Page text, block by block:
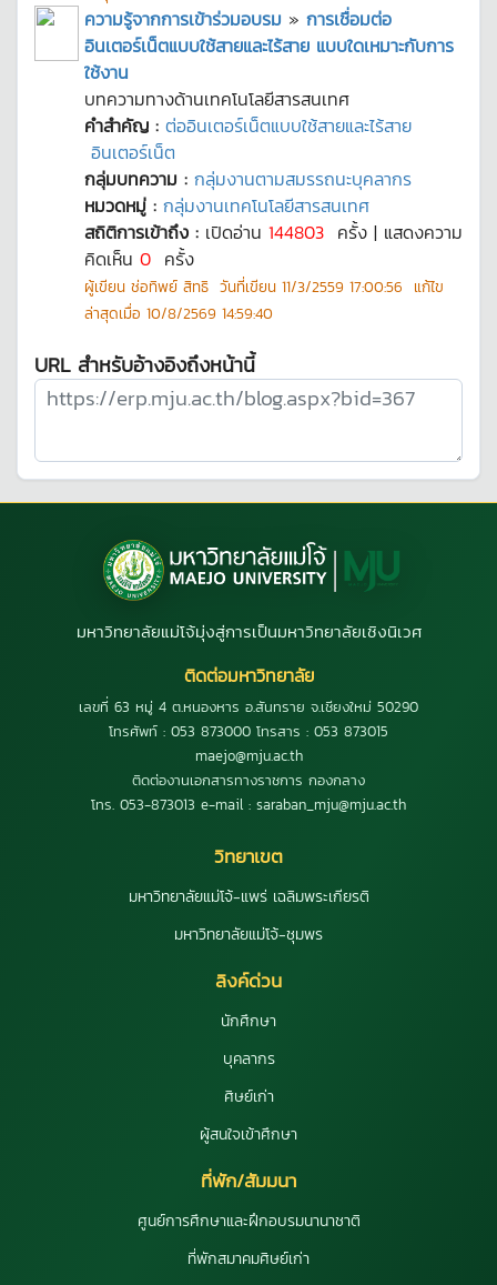
ความรู้จากการเข้าร่วมอบรม » การเชื่อมต่อ
อินเตอร์เน็ตแบบใช้สายและไร้สาย แบบใดเหมาะกับการ
ใช้งาน
บทความทางด้านเทคโนโลยีสารสนเทศ
คำสำคัญ : ต่ออินเตอร์เน็ตแบบใช้สายและไร้สาย
อินเตอร์เน็ต
กลุ่มบทความ : กลุ่มงานตามสมรรถนะบุคลากร
หมวดหมู่ : กลุ่มงานเทคโนโลยีสารสนเทศ
สถิติการเข้าถึง : เปิดอ่าน 144803 ครั้ง | แสดงความ
คิดเห็น 0 ครั้ง
ผู้เขียน ช่อทิพย์ สิทธิ วันที่เขียน 11/3/2559 17:00:56 แก้ไข
ล่าสุดเมื่อ 10/8/2569 14:59:40
URL สำหรับอ้างอิงถึงหน้านี้
มหาวิทยาลัยแม่โจ้มุ่งสู่การเป็นมหาวิทยาลัยเชิงนิเวศ
ติดต่อมหาวิทยาลัย
เลขที่ 63 หมู่ 4 ต.หนองหาร อ.สันทราย จ.เชียงใหม่ 50290
โทรศัพท์ : 053 873000 โทรสาร : 053 873015
maejo@mju.ac.th
ติดต่องานเอกสารทางราชการ กองกลาง
โทร. 053-873013 e-mail : saraban_mju@mju.ac.th
วิทยาเขต
มหาวิทยาลัยแม่โจ้-แพร่ เฉลิมพระเกียรติ
มหาวิทยาลัยแม่โจ้-ชุมพร
ลิงค์ด่วน
นักศึกษา
บุคลากร
ศิษย์เก่า
ผู้สนใจเข้าศึกษา
ที่พัก/สัมมนา
ศูนย์การศึกษาและฝึกอบรมนานาชาติ
ที่พักสมาคมศิษย์เก่า